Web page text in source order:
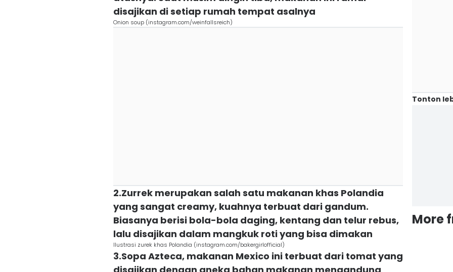
disajikan di setiap rumah tempat asalnya
Onion soup (instagram.com/weinfallsreich)
2.Zurrek merupakan salah satu makanan khas Polandia
yang sangat creamy, kuahnya terbuat dari gandum.
Biasanya berisi bola-bola daging, kentang dan telur rebus,
lalu disajikan dalam mangkuk roti yang bisa dimakan
Ilustrasi zurek khas Polandia (instagram.com/bakergirlofficial)
3.Sopa Azteca, makanan Mexico ini terbuat dari tomat yang
Tonton
More